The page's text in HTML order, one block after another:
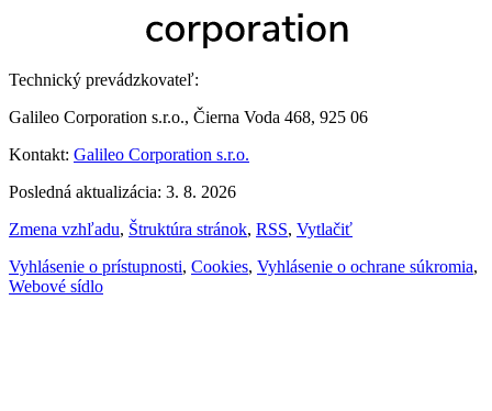
Technický prevádzkovateľ:
Galileo Corporation s.r.o., Čierna Voda 468, 925 06
Kontakt: Galileo Corporation s.r.o.
Posledná aktualizácia: 3. 8. 2026
Zmena vzhľadu, Štruktúra stránok, RSS, Vytlačiť
Vyhlásenie o prístupnosti, Cookies, Vyhlásenie o ochrane súkromia,
Webové sídlo